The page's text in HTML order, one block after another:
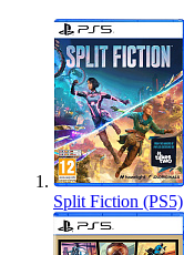
Split Fiction (PS5)